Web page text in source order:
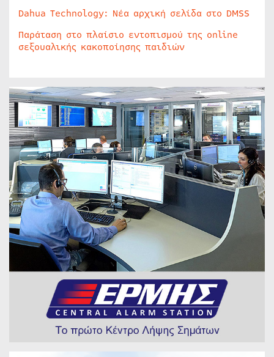
Dahua Technology: Νέα αρχική σελίδα στο DMSS
Παράταση στο πλαίσιο εντοπισμού της online
σεξουαλικής κακοποίησης παιδιών